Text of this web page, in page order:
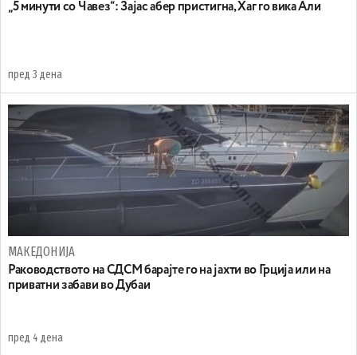
„5 минути со Чавез“: Зајас абер пристигна, Хаг го вика Али
пред 3 дена
МАКЕДОНИЈА
Раководството на СДСМ барајте го на јахти во Грција или на
приватни забави во Дубаи
пред 4 дена